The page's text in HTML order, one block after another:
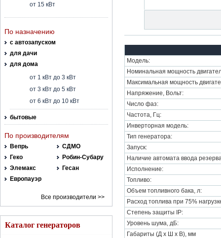
от 15 кВт
По назначению
с автозапуском
для дачи
для дома
от 1 кВт до 3 кВт
от 3 кВт до 5 кВт
от 6 кВт до 10 кВт
бытовые
По производителям
Вепрь
СДМО
Геко
Робин-Субару
Элемакс
Гесан
Европауэр
Все производители >>
Каталог генераторов
Модель:
Номинальная мощность
Максимальная мощность
Напряжение, Вольт:
Число фаз:
Частота, Гц:
Инверторная модель:
Тип генератора:
Запуск:
Наличие автомата ввода
Исполнение:
Топливо:
Объем топливного бака, л:
Расход топлива при 75%
Степень защиты IP:
Уровень шума, дБ:
Габариты (Д х Ш х В), мм